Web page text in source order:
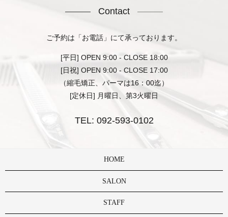
Contact
ご予約は「お電話」にて承っております。
[平日] OPEN 9:00 - CLOSE 18:00
[日祝] OPEN 9:00 - CLOSE 17:00
（縮毛矯正、パーマは16：00迄）
[定休日] 月曜日、第3火曜日
TEL: 092-593-0102
HOME
SALON
STAFF